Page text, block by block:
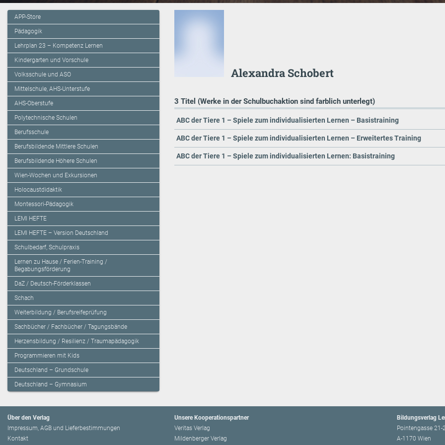
APP-Store
Pädagogik
Lehrplan 23 – Kompetenz Lernen
Kindergarten und Vorschule
Volksschule und ASO
Mittelschule, AHS-Unterstufe
AHS-Oberstufe
Polytechnische Schulen
Berufsschule
Berufsbildende Mittlere Schulen
Berufsbildende Höhere Schulen
Wien-Wochen und Exkursionen
Holocaustdidaktik
Montessori-Pädagogik
LEMI HEFTE
LEMI HEFTE – Version Deutschland
Schulbedarf, Schulpraxis
Lernen zu Hause / Ferien-Training /
Begabungsförderung
DaZ / Deutsch-Förderklassen
Schach
Weiterbildung / Berufsreifeprüfung
Sachbücher / Fachbücher / Tagungsbände
Herzensbildung / Resilienz / Traumapädagogik
Programmieren mit Kids
Deutschland – Grundschule
Deutschland – Gymnasium
Alexandra Schobert
3 Titel (Werke in der Schulbuchaktion sind farblich unterlegt)
ABC der Tiere 1 – Spiele zum individualisierten Lernen – Basistraining
ABC der Tiere 1 – Spiele zum individualisierten Lernen – Erweitertes Training
ABC der Tiere 1 – Spiele zum individualisierten Lernen: Basistraining
Über den Verlag
Impressum, AGB und Lieferbestimmungen
Kontakt
Unsere Kooperationspartner
Veritas Verlag
Mildenberger Verlag
Bildungsverlag
Pointengasse 21-
A-1170 Wien